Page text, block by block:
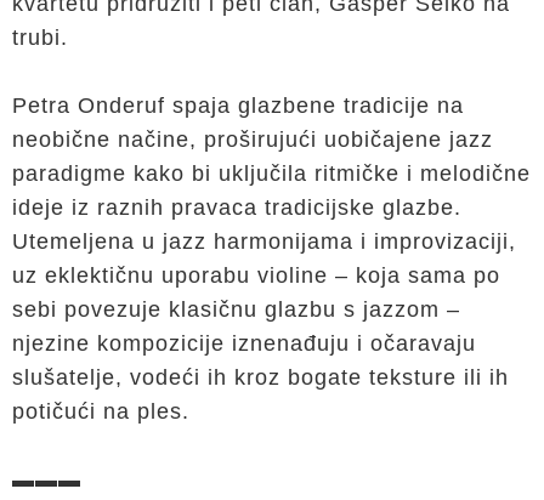
trubi.
Petra Onderuf spaja glazbene tradicije na
neobične načine, proširujući uobičajene jazz
paradigme kako bi uključila ritmičke i melodične
ideje iz raznih pravaca tradicijske glazbe.
Utemeljena u jazz harmonijama i improvizaciji,
uz eklektičnu uporabu violine – koja sama po
sebi povezuje klasičnu glazbu s jazzom –
njezine kompozicije iznenađuju i očaravaju
slušatelje, vodeći ih kroz bogate teksture ili ih
potičući na ples.
▬▬▬